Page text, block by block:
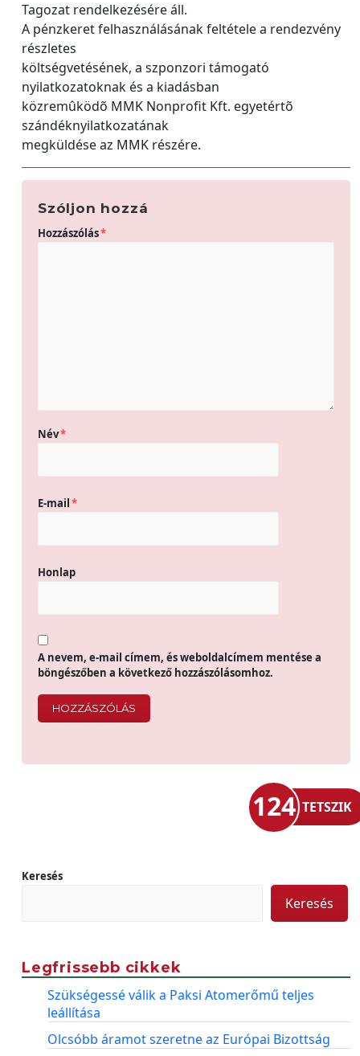
Tagozat rendelkezésére áll.
A pénzkeret felhasználásának feltétele a rendezvény
részletes
költségvetésének, a szponzori támogató
nyilatkozatoknak és a kiadásban
közremûködõ MMK Nonprofit Kft. egyetértõ
szándéknyilatkozatának
megküldése az MMK részére.
Szóljon hozzá
Hozzászólás*
Név*
E-mail*
Honlap
A nevem, e-mail címem, és weboldalcímem mentése a
böngészőben a következő hozzászólásomhoz.
124 TETSZIK
Keresés
Keresés
Legfrissebb cikkek
Szükségessé válik a Paksi Atomerőmű teljes
leállítása
Olcsóbb áramot szeretne az Európai Bizottság